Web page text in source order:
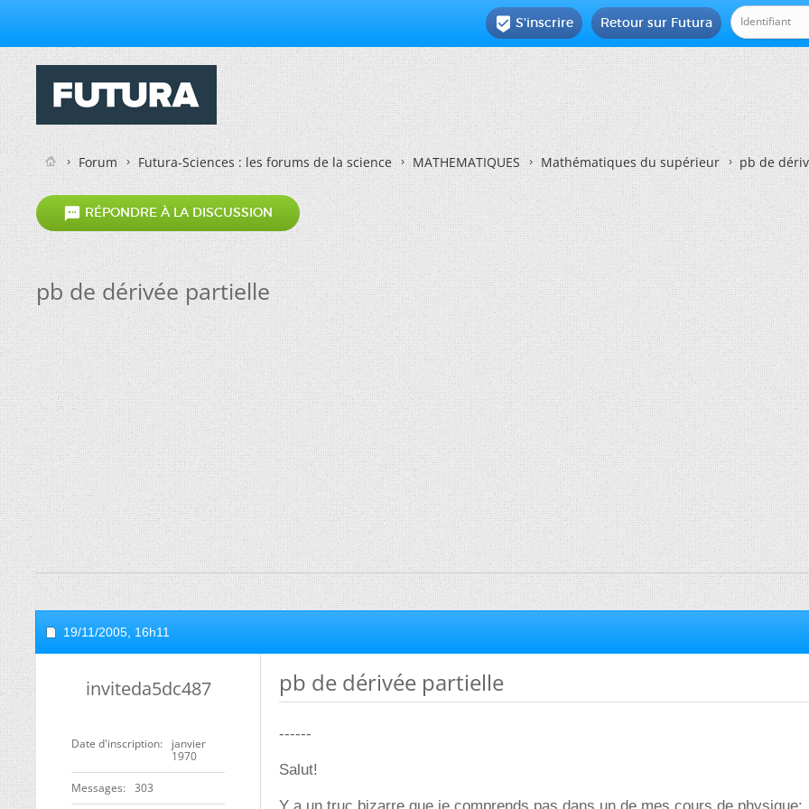
Retour sur Futura
 S'inscrire
Forum Futura-Sciences : les forums de la science MATHEMATIQUES Mathématiques du supérieur pb de
 RÉPONDRE À LA DISCUSSION
pb de dérivée partielle
19/11/2005, 16h11
inviteda5dc487
Date d'inscription
janvier
1970
Messages 303
pb de dérivée partielle
------
Salut!